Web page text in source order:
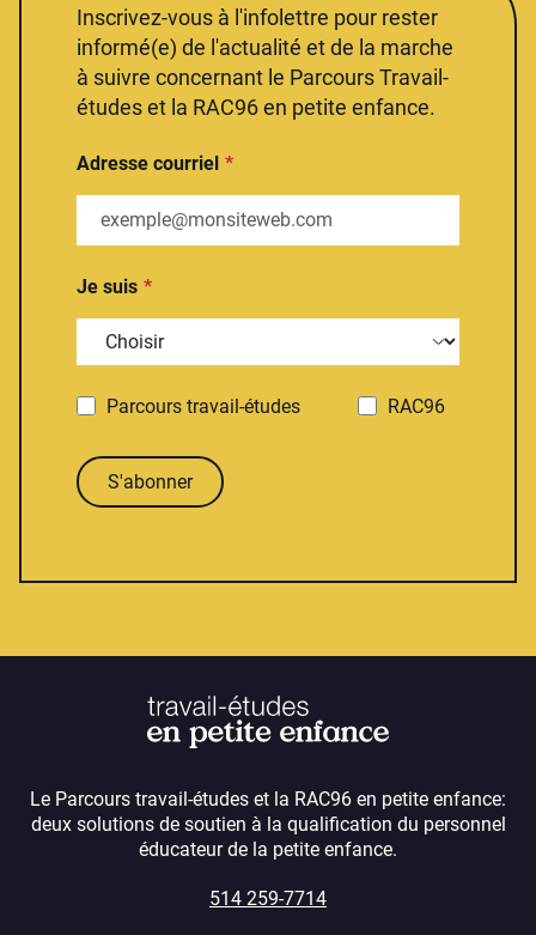
Inscrivez-vous à l'infolettre pour rester
informé(e) de l'actualité et de la marche
à suivre concernant le Parcours Travail-
études et la RAC96 en petite enfance.
Adresse courriel
Je suis
Parcours travail-études RAC96
S'abonner
Le Parcours travail-études et la RAC96 en petite enfance:
deux solutions de soutien à la qualification du personnel
éducateur de la petite enfance.
514 259-7714